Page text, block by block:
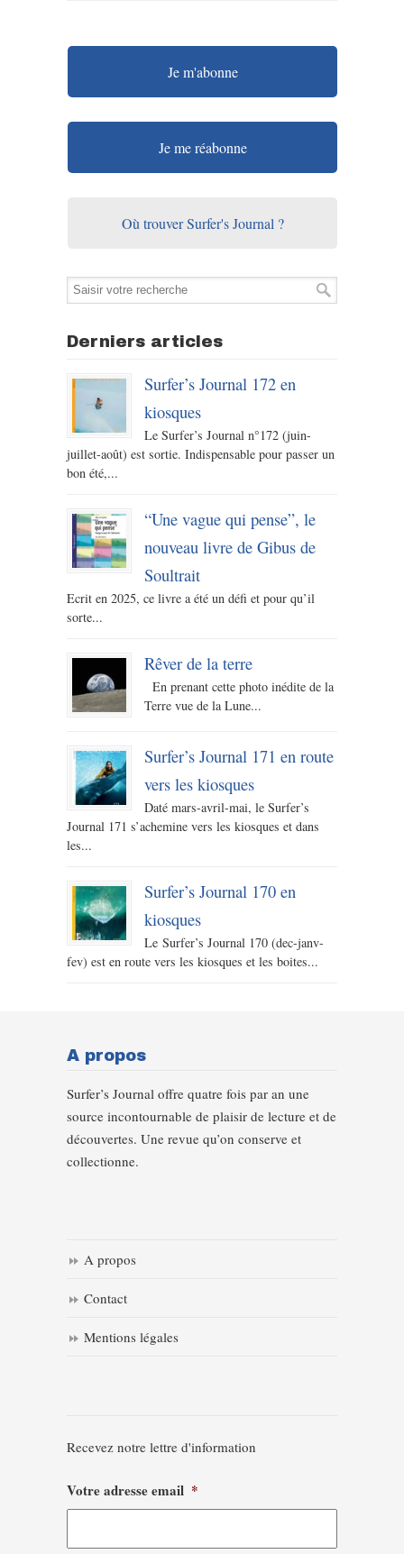
Je m'abonne
Je me réabonne
Où trouver Surfer's Journal ?
Derniers articles
Surfer’s Journal 172 en
kiosques
Le Surfer’s Journal n°172 (juin-
juillet-août) est sortie. Indispensable pour passer un
bon été,...
“Une vague qui pense”, le
nouveau livre de Gibus de
Soultrait
Ecrit en 2025, ce livre a été un défi et pour qu’il
sorte...
Rêver de la terre
En prenant cette photo inédite de la
Terre vue de la Lune...
Surfer’s Journal 171 en route
vers les kiosques
Daté mars-avril-mai, le Surfer’s
Journal 171 s’achemine vers les kiosques et dans
les...
Surfer’s Journal 170 en
kiosques
Le Surfer’s Journal 170 (dec-janv-
fev) est en route vers les kiosques et les boites...
A propos
Surfer’s Journal offre quatre fois par an une
source incontournable de plaisir de lecture et de
découvertes. Une revue qu’on conserve et
collectionne.
A propos
Contact
Mentions légales
Recevez notre lettre d'information
Votre adresse email *